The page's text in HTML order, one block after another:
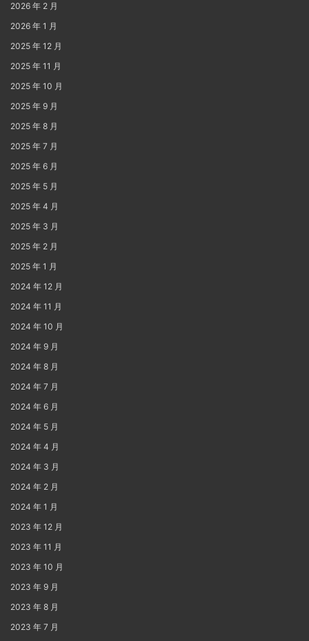
2026 年 2 月
2026 年 1 月
2025 年 12 月
2025 年 11 月
2025 年 10 月
2025 年 9 月
2025 年 8 月
2025 年 7 月
2025 年 6 月
2025 年 5 月
2025 年 4 月
2025 年 3 月
2025 年 2 月
2025 年 1 月
2024 年 12 月
2024 年 11 月
2024 年 10 月
2024 年 9 月
2024 年 8 月
2024 年 7 月
2024 年 6 月
2024 年 5 月
2024 年 4 月
2024 年 3 月
2024 年 2 月
2024 年 1 月
2023 年 12 月
2023 年 11 月
2023 年 10 月
2023 年 9 月
2023 年 8 月
2023 年 7 月